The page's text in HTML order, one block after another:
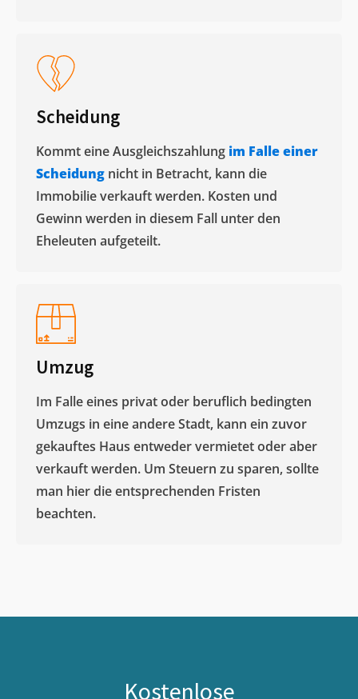
Scheidung
Kommt eine Ausgleichszahlung im Falle einer
Scheidung nicht in Betracht, kann die
Immobilie verkauft werden. Kosten und
Gewinn werden in diesem Fall unter den
Eheleuten aufgeteilt.​
Umzug
Im Falle eines privat oder beruflich bedingten
Umzugs in eine andere Stadt, kann ein zuvor
gekauftes Haus entweder vermietet oder aber
verkauft werden. Um Steuern zu sparen, sollte
man hier die entsprechenden Fristen
beachten.
Kostenlose